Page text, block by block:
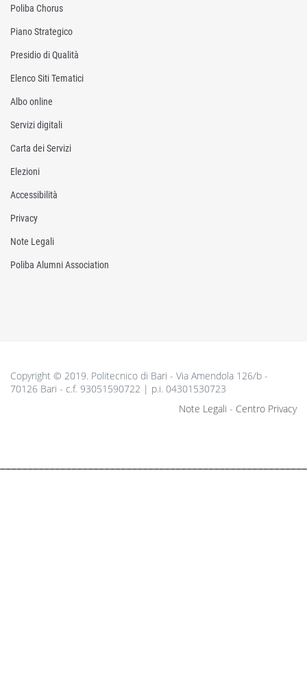
Poliba Chorus
Piano Strategico
Presidio di Qualità
Elenco Siti Tematici
Albo online
Servizi digitali
Carta dei Servizi
Elezioni
Accessibilità
Privacy
Note Legali
Poliba Alumni Association
Copyright © 2019. Politecnico di Bari - Via Amendola 126/b -
70126 Bari - c.f. 93051590722 | p.i. 04301530723
Note Legali - Centro Privacy